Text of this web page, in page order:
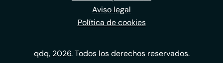
Aviso legal
Política de cookies
qdq, 2026. Todos los derechos reservados.